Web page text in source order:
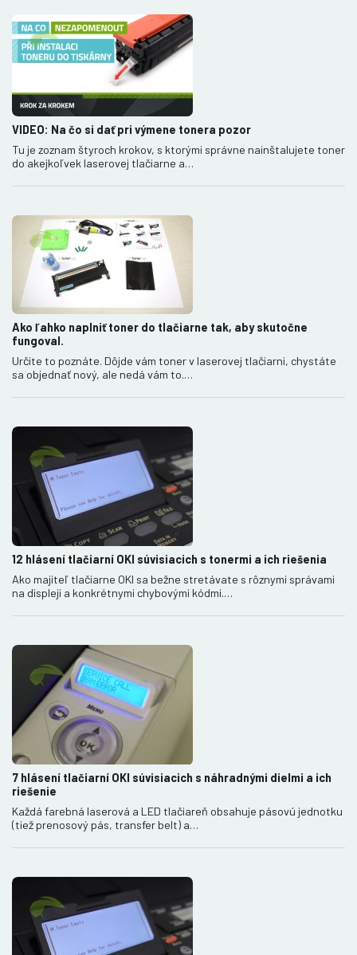
VIDEO: Na čo si dať pri výmene tonera pozor
Tu je zoznam štyroch krokov, s ktorými správne nainštalujete toner
do akejkoľvek laserovej tlačiarne a…
Ako ľahko naplniť toner do tlačiarne tak, aby skutočne
fungoval.
Určite to poznáte. Dôjde vám toner v laserovej tlačiarni, chystáte
sa objednať nový, ale nedá vám to.…
12 hlásení tlačiarní OKI súvisiacich s tonermi a ich riešenia
Ako majiteľ tlačiarne OKI sa bežne stretávate s rôznymi správami
na displeji a konkrétnymi chybovými kódmi.…
7 hlásení tlačiarní OKI súvisiacich s náhradnými dielmi a ich
riešenie
Každá farebná laserová a LED tlačiareň obsahuje pásovú jednotku
(tiež prenosový pás, transfer belt) a…